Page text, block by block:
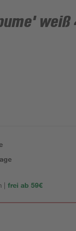
weiß
| frei ab 59€